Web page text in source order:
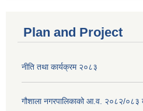
Plan and Project
नीति तथा कार्यक्रम २०८३
गौशाला नगरपालिकाको आ.व. २०८२/०८३